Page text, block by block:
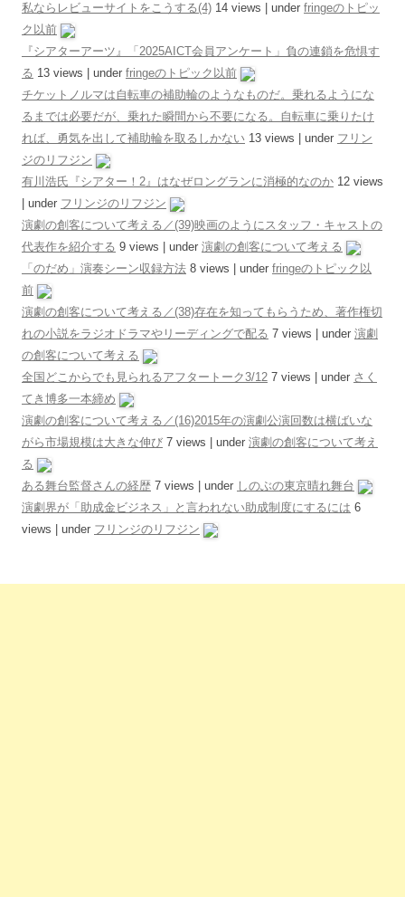
私ならレビューサイトをこうする(4) 14 views under fringeのトピッ
ク以前
『シアターアーツ』「2025AICT会員アンケート」負の連鎖を危惧す
る 13 views under fringeのトピック以前
チケットノルマは自転車の補助輪のようなものだ。乗れるようにな
るまでは必要だが、乗れた瞬間から不要になる。自転車に乗りたけ
れば、勇気を出して補助輪を取るしかない 13 views under フリン
ジのリフジン
有川浩氏『シアター！2』はなぜロングランに消極的なのか 12 views
under フリンジのリフジン
演劇の創客について考える／(39)映画のようにスタッフ・キャストの
代表作を紹介する 9 views under 演劇の創客について考える
「のだめ」演奏シーン収録方法 8 views under fringeのトピック以
前
演劇の創客について考える／(38)存在を知ってもらうため、著作権切
れの小説をラジオドラマやリーディングで配る 7 views under 演劇
の創客について考える
全国どこからでも見られるアフタートーク3/12 7 views under さく
てき博多一本締め
演劇の創客について考える／(16)2015年の演劇公演回数は横ばいな
がら市場規模は大きな伸び 7 views under 演劇の創客について考え
る
ある舞台監督さんの経歴 7 views under しのぶの東京晴れ舞台
演劇界が「助成金ビジネス」と言われない助成制度にするには 6
views
under フリンジのリフジン